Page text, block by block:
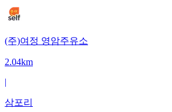
(주)여정 영암주유소
2.04km
|
삼포리